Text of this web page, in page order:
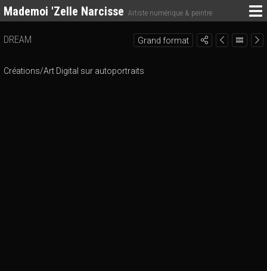
Mademoi 'Zelle Narcisse Artiste numérique & peintre
Grand format
DREAM
Créations/Art Digital sur autoportraits